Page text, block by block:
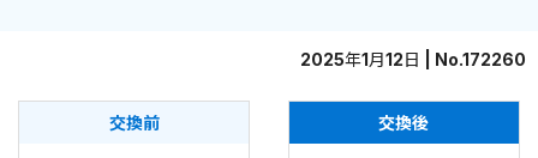
2025年1月12日 | No.172260
交換前 交換後